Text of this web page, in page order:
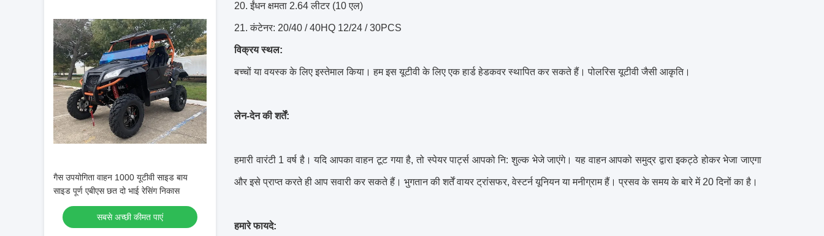
गैस उपयोगिता वाहन 1000 यूटीवी साइड बाय
साइड पूर्ण एबीएस छत दो भाई रेसिंग निकास
सबसे अच्छी कीमत पाएं
20. ईंधन क्षमता 2.64 लीटर (10 एल)
21. कंटेनर: 20/40 / 40HQ 12/24 / 30PCS
विक्रय स्थल:
बच्चों या वयस्क के लिए इस्तेमाल किया। हम इस यूटीवी के लिए एक हार्ड हेडकवर स्थापित कर सकते हैं। पोलरिस यूटीवी जैसी आकृति।
लेन-देन की शर्तें:
हमारी वारंटी 1 वर्ष है। यदि आपका वाहन टूट गया है, तो स्पेयर पार्ट्स आपको नि: शुल्क भेजे जाएंगे। यह वाहन आपको समुद्र द्वारा इकट्ठे होकर भेजा जाएगा
और इसे प्राप्त करते ही आप सवारी कर सकते हैं। भुगतान की शर्तें वायर ट्रांसफर, वेस्टर्न यूनियन या मनीग्राम हैं। प्रसव के समय के बारे में 20 दिनों का है।
हमारे फायदे: